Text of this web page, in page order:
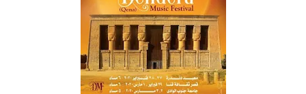
الاسكندرية
الدقهلية
سوهاج